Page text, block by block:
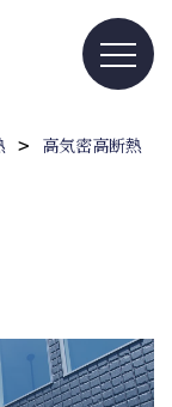
高気密高断熱